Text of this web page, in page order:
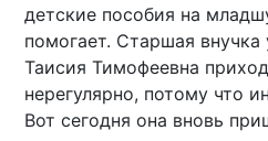
детские пособия на
помогает. Старшая
Таисия Тимофеевна
нерегулярно, потому что
Вот сегодня она вновь